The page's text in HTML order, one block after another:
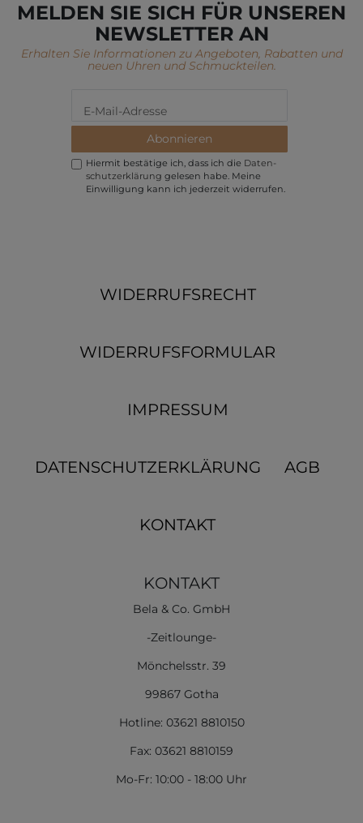
MELDEN SIE SICH FÜR UNSEREN
NEWSLETTER AN
Erhalten Sie Informationen zu Angeboten, Rabatten und
neuen Uhren und Schmuckteilen.
Abonnieren
Hiermit bestätige ich, dass ich die Daten­
schutz­erklärung gelesen habe. Meine
Einwilligung kann ich jederzeit widerrufen.
WIDERRUFSRECHT
WIDERRUFSFORMULAR
IMPRESSUM
DATENSCHUTZERKLÄRUNG AGB
KONTAKT
KONTAKT
Bela & Co. GmbH
-Zeitlounge-
Mönchelsstr. 39
99867 Gotha
Hotline: 03621 8810150
Fax: 03621 8810159
Mo-Fr: 10:00 - 18:00 Uhr